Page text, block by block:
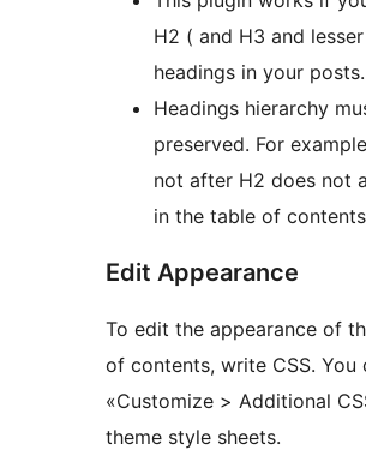
H2 ( and H3 and lesser
headings in your posts.
Headings hierarchy
preserved. For
not after H2 does not
in the table of
Edit Appearance
To edit the appearance of
of contents, write CSS. You
«Customize > Additional
theme style sheets.